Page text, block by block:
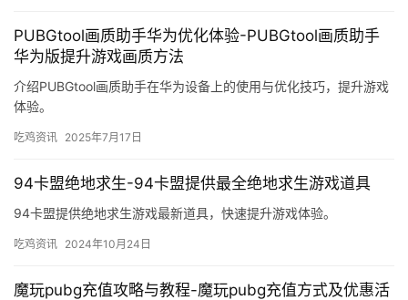
PUBGtool画质助手华为优化体验-PUBGtool画质助手
华为版提升游戏画质方法
介绍PUBGtool画质助手在华为设备上的使用与优化技巧，提升游戏
体验。
吃鸡资讯 2025年7月17日
94卡盟绝地求生-94卡盟提供最全绝地求生游戏道具
94卡盟提供绝地求生游戏最新道具，快速提升游戏体验。
吃鸡资讯 2024年10月24日
魔玩pubg充值攻略与教程-魔玩pubg充值方式及优惠活